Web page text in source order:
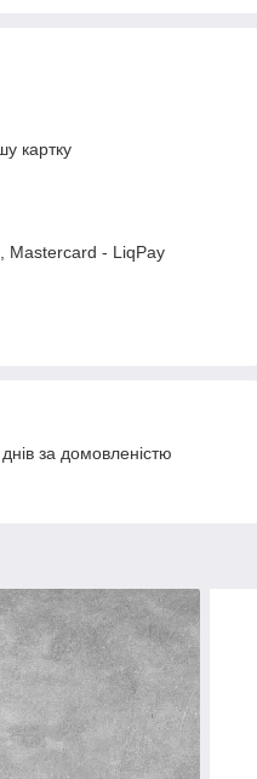
картку
Mastercard - LiqPay
за домовленістю